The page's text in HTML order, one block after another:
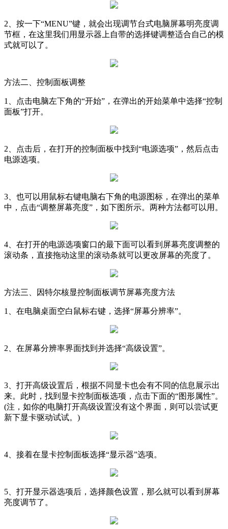
2、按一下“MENU”键，就会出现调节台式电脑屏幕明亮度调
节框，在这里我们用显示器上自带的选择键调整适合自己的模
式就可以了。
方法二、控制面板调整
1、点击电脑左下角的“开始”，在弹出的开始菜单中选择“控制
面板”打开。
2、点击后，在打开的控制面板中找到“电源选项”，然后点击
电源选项。
3、也可以用鼠标右键电脑右下角的电源图标，在弹出的菜单
中，点击“调整屏幕亮度”，如下图所示。两种方法都可以用。
4、在打开的电源选项窗口的最下面可以看到屏幕亮度调整的
滚动条，直接拖动这里的滚动条就可以更改屏幕的亮度了。
方法三、因特尔核显控制面板调节屏幕亮度方法
1、在电脑桌面空白鼠标右键，选择“屏幕分辨率”。
2、在屏幕分辨率界面找到并选择“高级设置”。
3、打开高级设置后，根据不同显卡也会有不同的信息展示出
来。此时，找到显卡控制面板选项，点击下面的“图形属性”。
(注，如你的电脑打开高级设置没有这个界面，则可以尝试更
新下显卡驱动试试。)
4、接着在显卡控制面板选择“显示器”选项。
5、打开显示器选项后，选择颜色设置，那么就可以看到屏幕
亮度调节了。